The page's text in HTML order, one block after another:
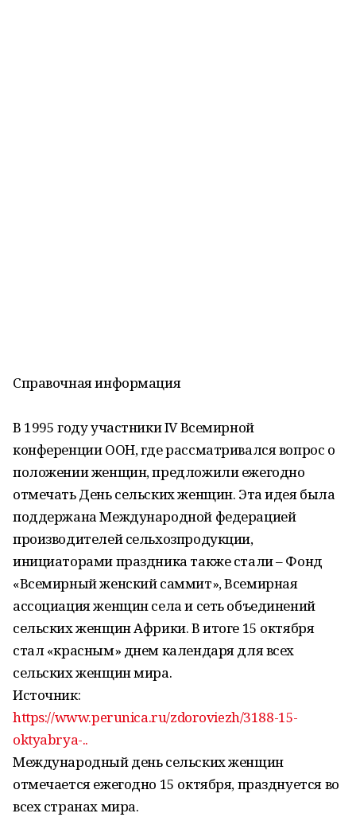
Справочная информация
В 1995 году участники IV Всемирной
конференции ООН, где рассматривался вопрос о
положении женщин, предложили ежегодно
отмечать День сельских женщин. Эта идея была
поддержана Международной федерацией
производителей сельхозпродукции,
инициаторами праздника также стали – Фонд
«Всемирный женский саммит», Всемирная
ассоциация женщин села и сеть объединений
сельских женщин Африки. В итоге 15 октября
стал «красным» днем календаря для всех
сельских женщин мира.
Источник:
https://www.perunica.ru/zdoroviezh/3188-15-
oktyabrya-..
Международный день сельских женщин
отмечается ежегодно 15 октября, празднуется во
всех странах мира.